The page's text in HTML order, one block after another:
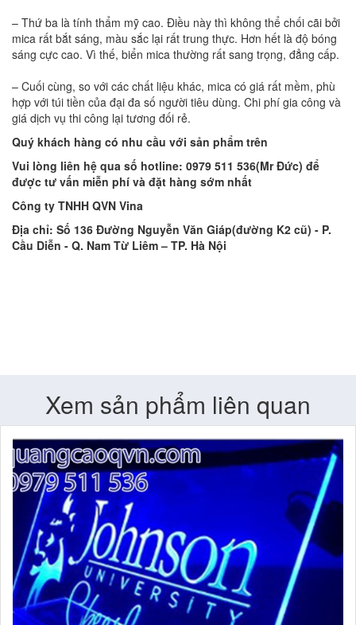
– Thứ ba là tính thẩm mỹ cao. Điều này thì không thể chối cãi bởi
mica rất bắt sáng, màu sắc lại rất trung thực. Hơn hết là độ bóng
sáng cực cao. Vì thế, biển mica thường rất sang trọng, đẳng cấp.
– Cuối cùng, so với các chất liệu khác, mica có giá rất mềm, phù
hợp với túi tiền của đại đa số người tiêu dùng. Chi phí gia công và
giá dịch vụ thi công lại tương đối rẻ.
Quý khách hàng có nhu cầu với sản phẩm trên
Vui lòng liên hệ qua số hotline: 0979 511 536(Mr Đức) để
được tư vấn miễn phí và đặt hàng sớm nhất
Công ty TNHH QVN Vina
Địa chỉ: Số 136 Đường Nguyễn Văn Giáp(đường K2 cũ) - P.
Cầu Diễn - Q. Nam Từ Liêm – TP. Hà Nội
Xem sản phẩm liên quan